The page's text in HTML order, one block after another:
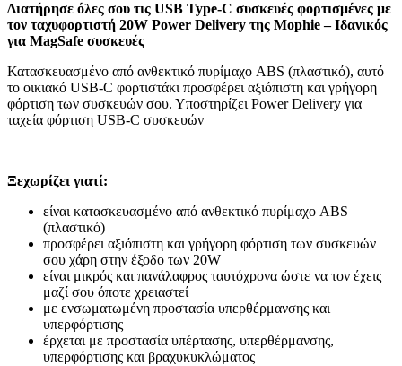
Διατήρησε όλες σου τις USB Type-C συσκευές φορτισμένες με
τον ταχυφορτιστή 20W Power Delivery της Mophie – Ιδανικός
για MagSafe συσκευές
Κατασκευασμένο από ανθεκτικό πυρίμαχο ABS (πλαστικό), αυτό
το οικιακό USB-C φορτιστάκι προσφέρει αξιόπιστη και γρήγορη
φόρτιση των συσκευών σου. Υποστηρίζει Power Delivery για
ταχεία φόρτιση USB-C συσκευών
Ξεχωρίζει γιατί:
είναι κατασκευασμένο από ανθεκτικό πυρίμαχο ABS
(πλαστικό)
προσφέρει αξιόπιστη και γρήγορη φόρτιση των συσκευών
σου χάρη στην έξοδο των 20W
είναι μικρός και πανάλαφρος ταυτόχρονα ώστε να τον έχεις
μαζί σου όποτε χρειαστεί
με ενσωματωμένη προστασία υπερθέρμανσης και
υπερφόρτισης
έρχεται με προστασία υπέρτασης, υπερθέρμανσης,
υπερφόρτισης και βραχυκυκλώματος